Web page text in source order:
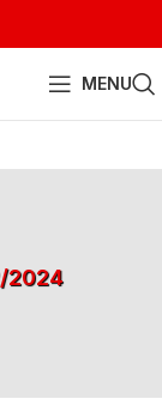
MENU
2024